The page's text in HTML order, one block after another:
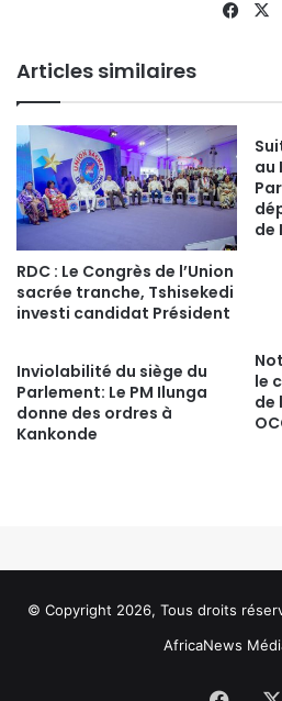
Articles similaires
RDC : Le Congrès de l’Union
sacrée tranche, Tshisekedi
investi candidat Président
au
de
Inviolabilité du siège du
Parlement: Le PM Ilunga
donne des ordres à
Kankonde
le
de
© Copyright 2026, Tous droits
AfricaNews